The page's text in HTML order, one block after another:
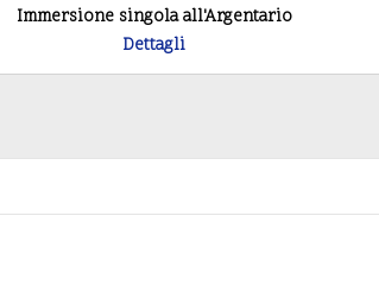
Immersione singola all'Argentario
Dettagli